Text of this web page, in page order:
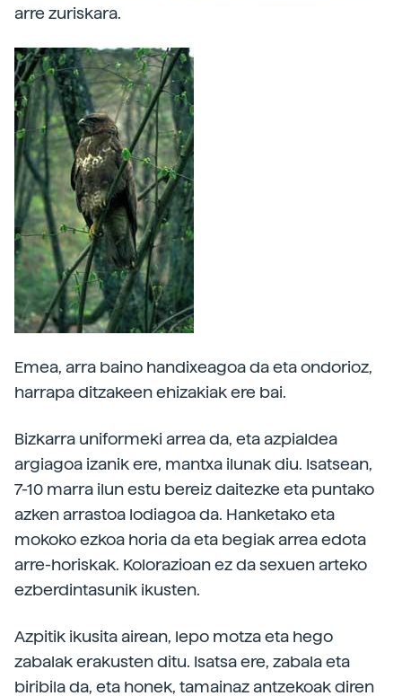
arre zuriskara.
Emea, arra baino handixeagoa da eta ondorioz,
harrapa ditzakeen ehizakiak ere bai.
Bizkarra uniformeki arrea da, eta azpialdea
argiagoa izanik ere, mantxa ilunak diu. Isatsean,
7-10 marra ilun estu bereiz daitezke eta puntako
azken arrastoa lodiagoa da. Hanketako eta
mokoko ezkoa horia da eta begiak arrea edota
arre-horiskak. Kolorazioan ez da sexuen arteko
ezberdintasunik ikusten.
Azpitik ikusita airean, lepo motza eta hego
zabalak erakusten ditu. Isatsa ere, zabala eta
biribila da, eta honek, tamainaz antzekoak diren